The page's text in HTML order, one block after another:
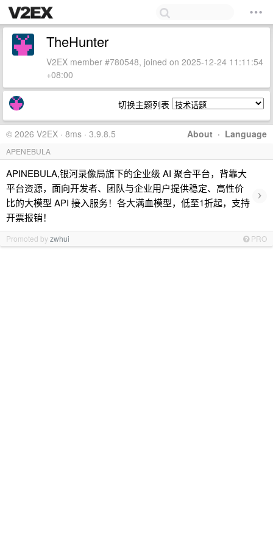
TheHunter
V2EX member #780548, joined on 2025-12-24 11:11:54
+08:00
切换主题列表
About · Language
© 2026 V2EX · 8ms · 3.9.8.5
APENEBULA
APINEBULA,银河录像局旗下的企业级 AI 聚合平台，背靠大
平台资源，面向开发者、团队与企业用户提供稳定、高性价
比的大模型 API 接入服务！各大满血模型，低至1折起，支持
开票报销！
›
Promoted byzwhui PRO